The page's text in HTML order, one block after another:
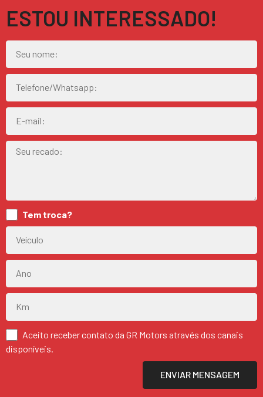
ESTOU INTERESSADO!
Tem troca?
Aceito receber contato da GR Motors através dos canais
disponíveis.
ENVIAR MENSAGEM